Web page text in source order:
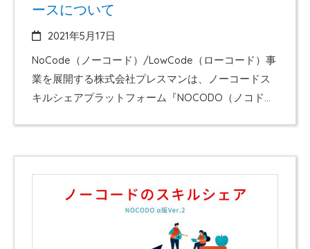
ースについて
2021年5月17日
NoCode（ノーコード）/LowCode（ローコード）事
業を展開する株式会社プレスマンは、ノーコードス
キルシェアプラットフォーム『NOCODO（ノコド）
者は、ノーコードの関連スキルを商品化して販売す
ることができるようになります。 現在、2月下旬か
らの先行登録を経て、ユーザ登録が約600名、ノーコ
ードスキルを販売するショップ登録が約50ショッ
プ、ノーコードに関する商品登録が約40商品集まっ